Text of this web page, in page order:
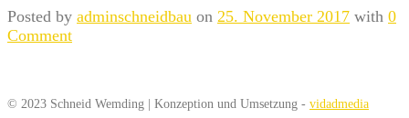
Posted by adminschneidbau on 25. November 2017 with 0
Comment
© 2023 Schneid Wemding | Konzeption und Umsetzung - vidadmedia